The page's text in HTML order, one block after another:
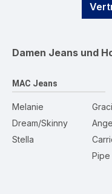
Damen Jeans und
MAC Jeans
Melanie
Dream/Skinny
Stella
Pipe